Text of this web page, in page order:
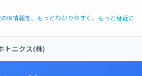
IR情報を、もっとわかりやすく、もっと身近に
トニクス(株)